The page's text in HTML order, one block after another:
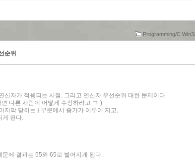
Programming/C
순위
자가 적용되는 시점, 그리고 연산자 우선순위 대한 문제이다.
다른 사람이 어떻게 수정하라고 ㄱ-)
지막 닫히는 } 부분에서 증가가 이루어 지고,
게 된다.
에 결과는 55와 65로 벌어지게 된다.